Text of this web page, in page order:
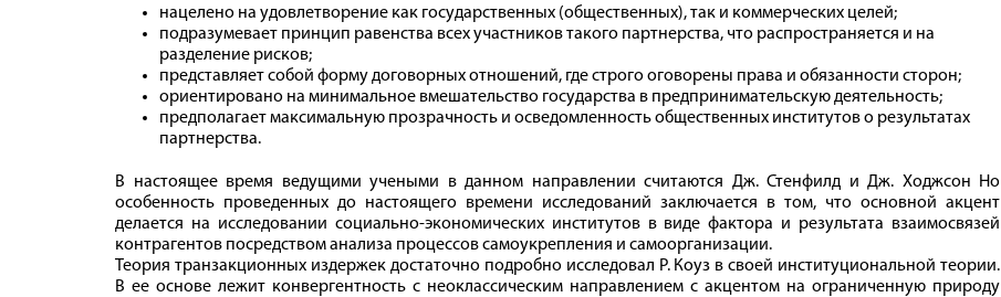
нацелено на удовлетворение как государственных (общественных), так и коммерческих целей;
подразумевает принцип равенства всех участников такого партнерства, что распространяется и на
разделение рисков;
представляет собой форму договорных отношений, где строго оговорены права и обязанности сторон;
ориентировано на минимальное вмешательство государства в предпринимательскую деятельность;
предполагает максимальную прозрачность и осведомленность общественных институтов о результатах
партнерства.
В настоящее время ведущими учеными в данном направлении считаются Дж. Стенфилд и Дж. Ходжсон Но
особенность проведенных до настоящего времени исследований заключается в том, что основной акцент
делается на исследовании социально-экономических институтов в виде фактора и результата взаимосвязей
контрагентов посредством анализа процессов самоукрепления и самоорганизации.
Теория транзакционных издержек достаточно подробно исследовал Р. Коуз в своей институциональной теории.
В ее основе лежит конвергентность с неоклассическим направлением с акцентом на ограниченную природу